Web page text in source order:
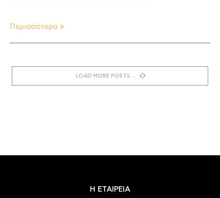
Περισσότερα
LOAD MORE POSTS
Η ΕΤΑΙΡΕΙΑ